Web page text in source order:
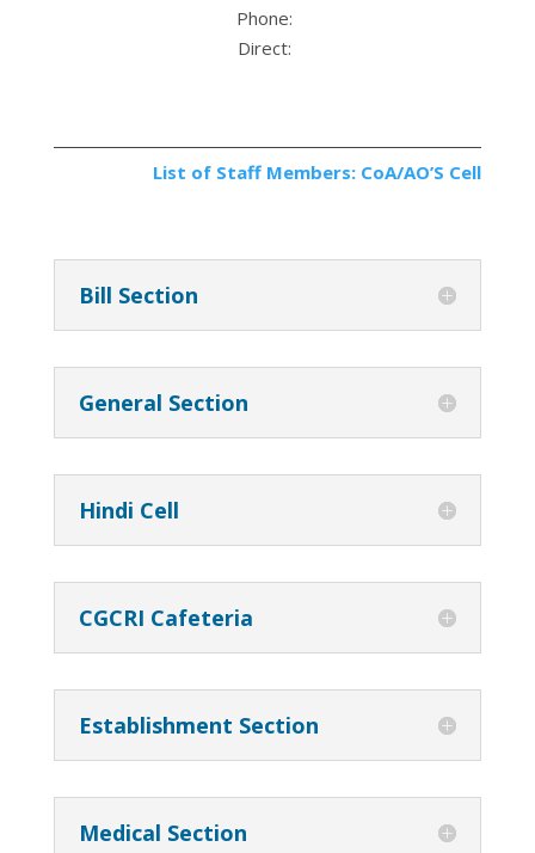
Phone:
Direct:
List of Staff Members: CoA/AO’S Cell
Bill Section
General Section
Hindi Cell
CGCRI Cafeteria
Establishment Section
Medical Section